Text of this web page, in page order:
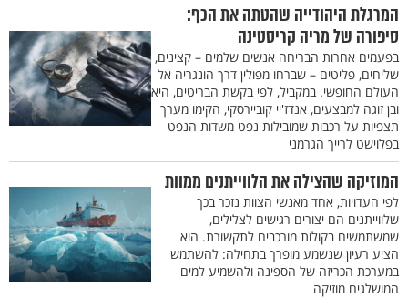
המרגלת היהודייה שהטתה את הכף:
סיפורה של מריה קריסטינה
בפעמים אחרות הבריחה אנשים שלמים – קצינים,
שליחים, פליטים – שברחו מפולין דרך הונגריה אל
העולם החופשי. במקביל, לפי בקשת הבריטים, היא
ובן זוגה למבצעים, אנדז'יי קוביירסקי, הקימו מערך
תצפיות על רכבות שמובילות נפט משדות הנפט
בפלוישט לרייך הגרמני
המוזיקה שהצילה את הלווייתנים ממוות
לפי העדויות, אחד מאנשי הצוות נזכר בכך
שלווייתנים הם יצורים רגישים לצלילים,
שמשתמשים בקולות מורכבים לתקשורת. הוא
הציע רעיון שנשמע מופרך בתחילה: להשתמש
במערכת הכריזה של הספינה ולהשמיע למים
המושלגים מוזיקה